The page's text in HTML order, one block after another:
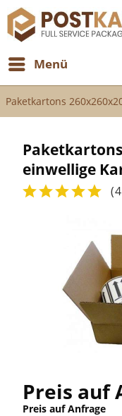
Menü
Paketkartons
einwellige
(4
Preis auf
Preis auf Anfrage